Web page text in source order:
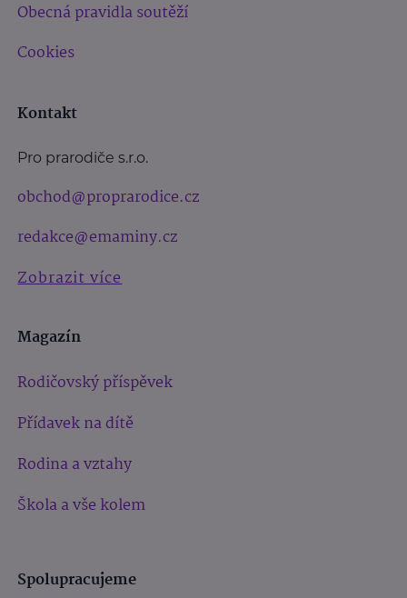
Obecná pravidla soutěží
Cookies
Kontakt
Pro prarodiče s.r.o.
obchod@proprarodice.cz
redakce@emaminy.cz
Zobrazit více
Magazín
Rodičovský příspěvek
Přídavek na dítě
Rodina a vztahy
Škola a vše kolem
Spolupracujeme